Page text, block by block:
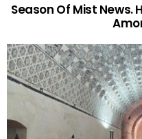
Season Of Mist News.